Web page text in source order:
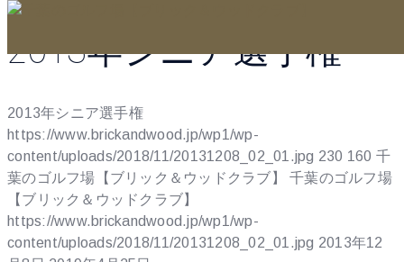
2013年シニア選手権
2013年シニア選手権
https://www.brickandwood.jp/wp1/wp-
content/uploads/2018/11/20131208_02_01.jpg 230 160 千
葉のゴルフ場【ブリック＆ウッドクラブ】
千葉のゴルフ場
【ブリック＆ウッドクラブ】
https://www.brickandwood.jp/wp1/wp-
content/uploads/2018/11/20131208_02_01.jpg 2013年12